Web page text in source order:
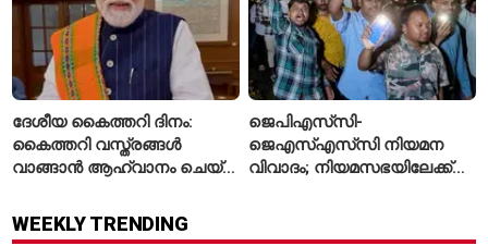
ദേശീയ കൈത്തറി ദിനം:
കൈത്തറി വസ്ത്രങ്ങൾ
വാങ്ങാൻ ആഹ്വാനം ചെയ്ത്
ജെപിഎസ്‌സി-
ജെഎസ്എസ്‌സി നിയമന
വിവാദം; നിയമസഭയിലേക്ക്
WEEKLY TRENDING